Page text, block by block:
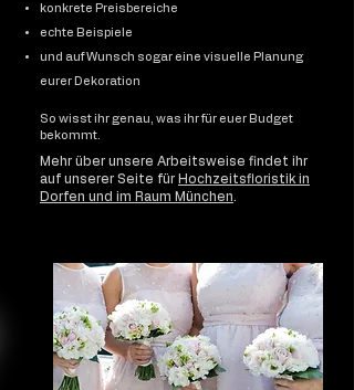
konkrete Preisbereiche
echte Beispiele
und auf Wunsch sogar eine visuelle Planung
eurer Dekoration
So wisst ihr genau, was ihr für euer Budget
bekommt.
Mehr über unsere Arbeitsweise findet ihr
auf unserer Seite für Hochzeitsfloristik in
Dorfen und im Raum München.